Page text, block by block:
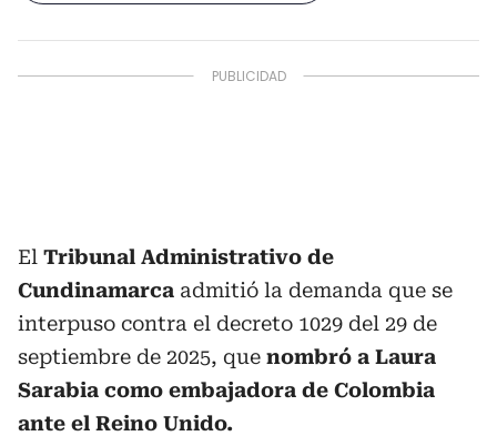
El Tribunal Administrativo de
Cundinamarca admitió la demanda que se
interpuso contra el decreto 1029 del 29 de
septiembre de 2025, que nombró a Laura
Sarabia como embajadora de Colombia
ante el Reino Unido.